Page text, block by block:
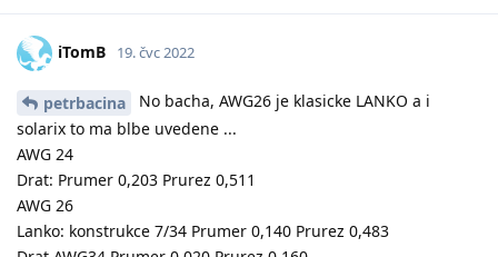
iTomB 19. čvc 2022
petrbacina
No bacha, AWG26 je klasicke LANKO a i
solarix to ma blbe uvedene ...
AWG 24
Drat: Prumer 0,203 Prurez 0,511
AWG 26
Lanko: konstrukce 7/34 Prumer 0,140 Prurez 0,483